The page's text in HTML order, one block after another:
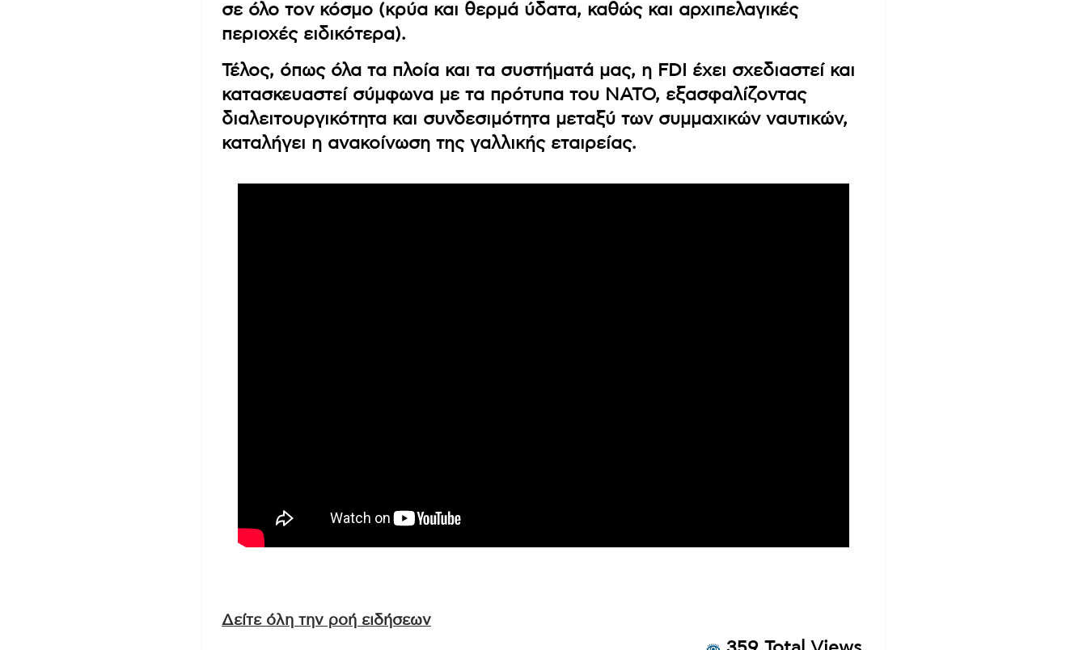
σε όλο τον κόσμο (κρύα και θερμά ύδατα, καθώς και αρχιπελαγικές
περιοχές ειδικότερα).
Τέλος, όπως όλα τα πλοία και τα συστήματά μας, η FDI έχει σχεδιαστεί και
κατασκευαστεί σύμφωνα με τα πρότυπα του ΝΑΤΟ, εξασφαλίζοντας
διαλειτουργικότητα και συνδεσιμότητα μεταξύ των συμμαχικών ναυτικών,
καταλήγει η ανακοίνωση της γαλλικής εταιρείας.
Δείτε όλη την ροή ειδήσεων